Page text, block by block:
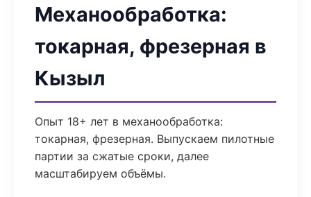
Механообработка:
токарная, фрезерная в
Кызыл
Опыт 18+ лет в механообработка:
токарная, фрезерная. Выпускаем пилотные
партии за сжатые сроки, далее
масштабируем объёмы.